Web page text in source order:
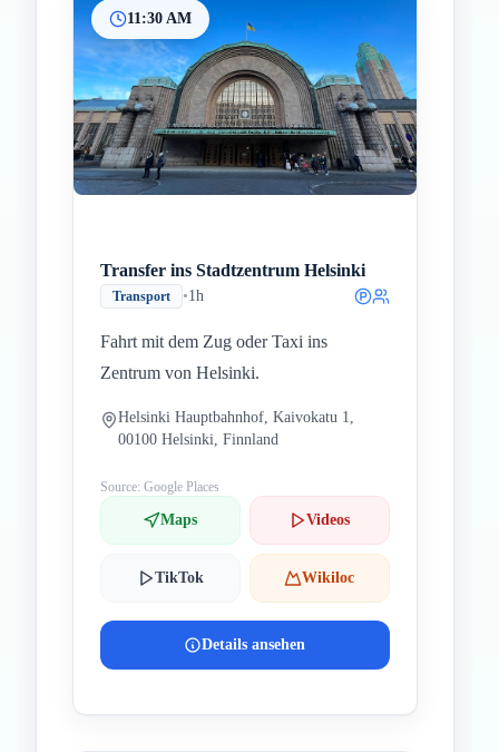
11:30 AM
Transfer ins Stadtzentrum Helsinki
Transport •1h
Fahrt mit dem Zug oder Taxi ins
Zentrum von Helsinki.
Helsinki Hauptbahnhof, Kaivokatu 1,
00100 Helsinki, Finnland
Source: Google Places
Maps Videos
TikTok Wikiloc
Details ansehen